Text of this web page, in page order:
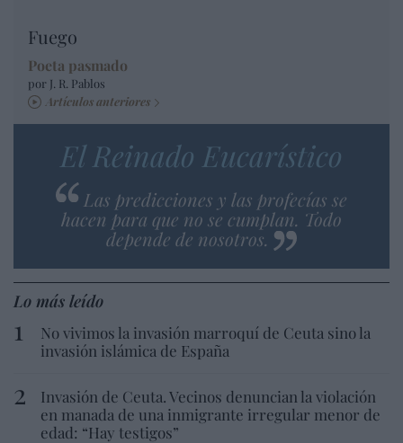
Fuego
Poeta pasmado
por J. R. Pablos
Artículos anteriores
El Reinado Eucarístico
Las predicciones y las profecías se
hacen para que no se cumplan. Todo
depende de nosotros.
Lo más leído
No vivimos la invasión marroquí de Ceuta sino la
invasión islámica de España
Invasión de Ceuta. Vecinos denuncian la violación
en manada de una inmigrante irregular menor de
edad: “Hay testigos”